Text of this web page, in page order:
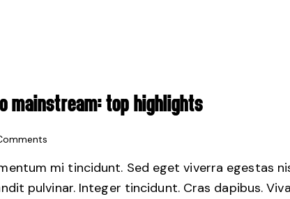
MAINSTREAM: TOP HIGHLIGHTS
mi tincidunt. Sed eget viverra egestas
pulvinar. Integer tincidunt. Cras dapibus.